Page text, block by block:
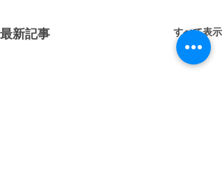
最新記事 すべて表示